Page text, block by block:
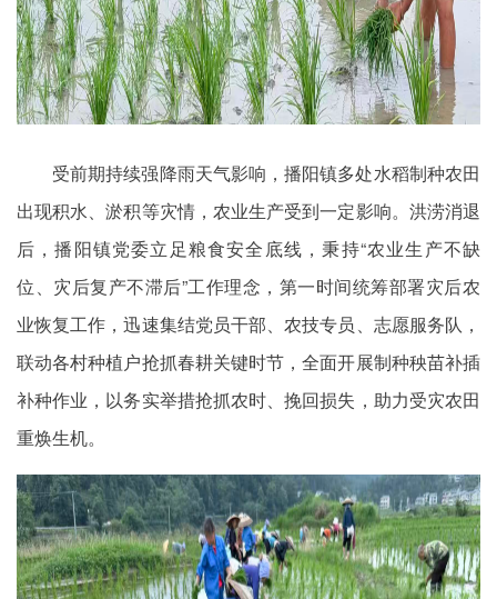
受前期持续强降雨天气影响，播阳镇多处水稻制种农田
出现积水、淤积等灾情，农业生产受到一定影响。洪涝消退
后，播阳镇党委立足粮食安全底线，秉持“农业生产不缺
位、灾后复产不滞后”工作理念，第一时间统筹部署灾后农
业恢复工作，迅速集结党员干部、农技专员、志愿服务队，
联动各村种植户抢抓春耕关键时节，全面开展制种秧苗补插
补种作业，以务实举措抢抓农时、挽回损失，助力受灾农田
重焕生机。